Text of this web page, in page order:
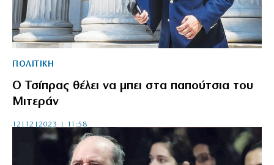
ΠΟΛΙΤΙΚΗ
Ο Τσίπρας θέλει να μπει στα παπούτσια του
Μιτεράν
12|12|2023 | 11:58